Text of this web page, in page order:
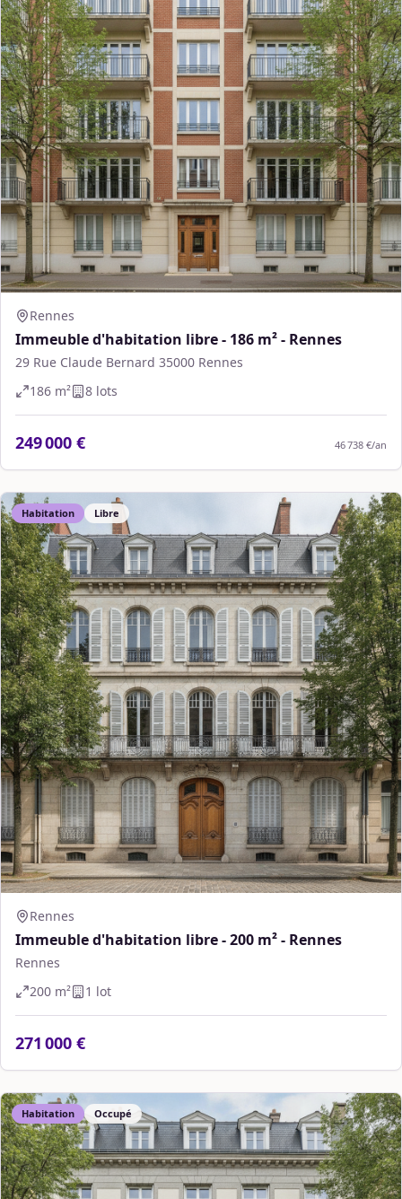
Rennes
Immeuble d'habitation libre - 186 m² - Rennes
29 Rue Claude Bernard 35000 Rennes
186 m² 8 lots
249 000 € 46 738 €/an
Habitation Libre
Rennes
Immeuble d'habitation libre - 200 m² - Rennes
Rennes
200 m² 1 lot
271 000 €
Habitation Occupé